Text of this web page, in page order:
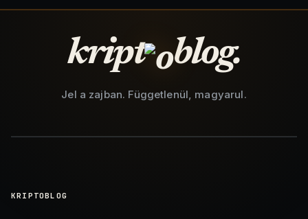
kript blog.
Jel a zajban. Függetlenül, magyarul.
KRIPTOBLOG